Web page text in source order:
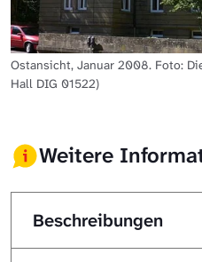
Ostansicht, Januar 2008. Foto:
Hall DIG 01522)
Weitere
Beschreibungen